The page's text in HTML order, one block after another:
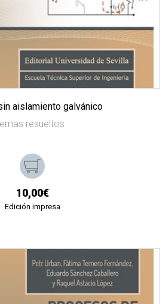
aislamiento galvánico
resueltos
10,00€
Edición impresa